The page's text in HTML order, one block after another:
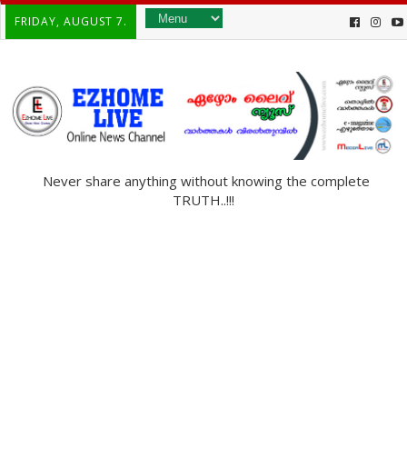
FRIDAY, AUGUST 7.
Never share anything without knowing the complete
TRUTH..!!!